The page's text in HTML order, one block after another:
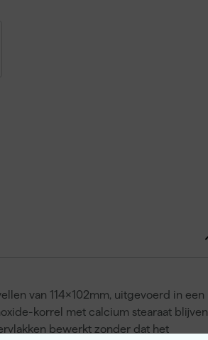
van 114x102mm, uitgevoerd in een
korrel met calcium stearaat blijven
bewerkt zonder dat het